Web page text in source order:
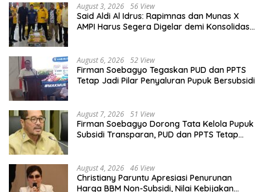
August 3, 2026 56 View
Said Aldi Al Idrus: Rapimnas dan Munas X
AMPI Harus Segera Digelar demi Konsolidasi
August 6, 2026 52 View
Firman Soebagyo Tegaskan PUD dan PPTS
Tetap Jadi Pilar Penyaluran Pupuk Bersubsidi
August 7, 2026 51 View
Firman Soebagyo Dorong Tata Kelola Pupuk
Subsidi Transparan, PUD dan PPTS Tetap
August 4, 2026 46 View
Christiany Paruntu Apresiasi Penurunan
Harga BBM Non-Subsidi, Nilai Kebijakan